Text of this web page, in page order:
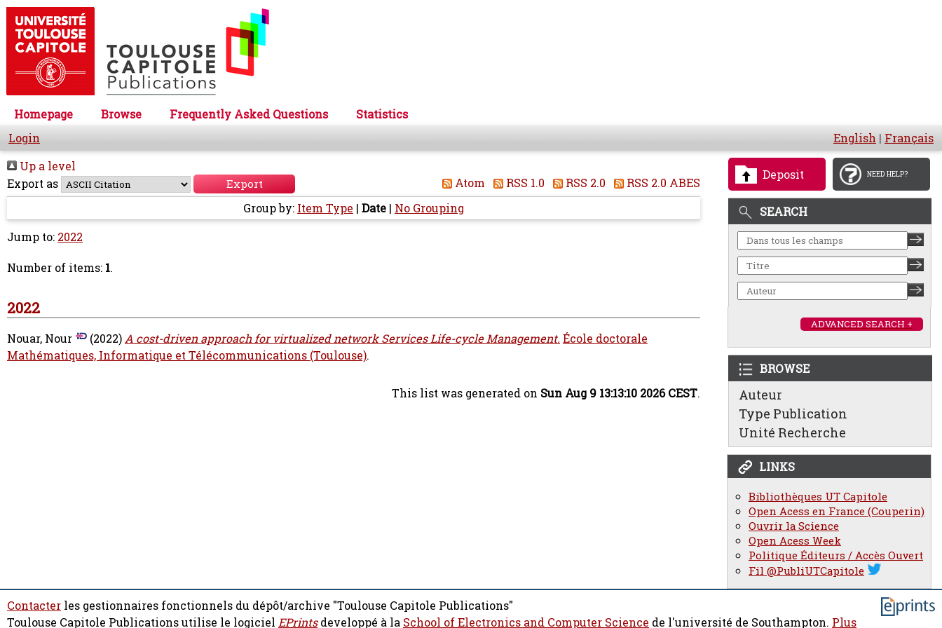
Homepage Browse Frequently Asked Questions
Statistics
Login
English | Français
Deposit NEED HELP?
SEARCH
ADVANCED SEARCH +
BROWSE
Auteur
Type Publication
Unité Recherche
LINKS
Bibliothèques UT Capitole
Open Acess en France (Couperin)
Ouvrir la Science
Open Acess Week
Politique Éditeurs / Accès Ouvert
Fil @PubliUTCapitole
Up a level
Export as
Atom RSS 1.0 RSS 2.0
RSS 2.0 ABES
Group by: Item Type | Date | No Grouping
Jump to: 2022
Number of items: 1.
2022
Nouar, Nour (2022)A cost-driven approach for virtualized network Services Life-cycle Management. École doctorale
Mathématiques, Informatique et Télécommunications (Toulouse).
This list was generated on Sun Aug 9 13:13:10 2026 CEST.
Contacter les gestionnaires fonctionnels du dépôt/archive "Toulouse Capitole Publications"
Toulouse Capitole Publications utilise le logiciel EPrintsdeveloppé à la School of Electronics and Computer Science de l'université de Southampton. Plus